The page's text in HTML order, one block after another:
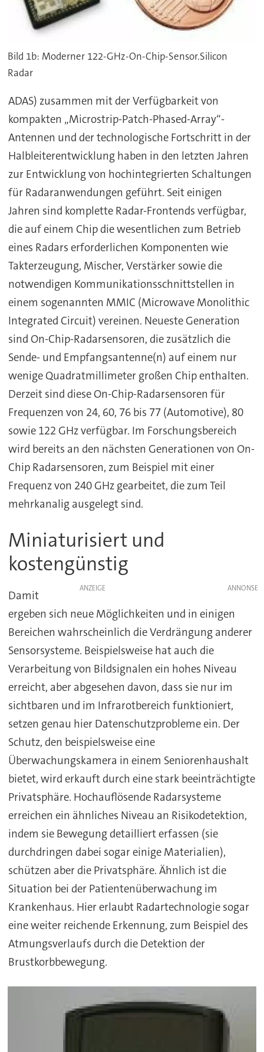
Bild 1b: Moderner 122-GHz-On-Chip-Sensor.Silicon
Radar
ADAS) zusammen mit der Verfügbarkeit von
kompakten „Microstrip-Patch-Phased-Array“-
Antennen und der technologische Fortschritt in der
Halbleiterentwicklung haben in den letzten Jahren
zur Entwicklung von hochintegrierten Schaltungen
für Radaranwendungen geführt. Seit einigen
Jahren sind komplette Radar-Frontends verfügbar,
die auf einem Chip die wesentlichen zum Betrieb
eines Radars erforderlichen Komponenten wie
Takterzeugung, Mischer, Verstärker sowie die
notwendigen Kommunikationsschnittstellen in
einem sogenannten MMIC (Microwave Monolithic
Integrated Circuit) vereinen. Neueste Generation
sind On-Chip-Radarsensoren, die zusätzlich die
Sende- und Empfangsantenne(n) auf einem nur
wenige Quadratmillimeter großen Chip enthalten.
Derzeit sind diese On-Chip-Radarsensoren für
Frequenzen von 24, 60, 76 bis 77 (Automotive), 80
sowie 122 GHz verfügbar. Im Forschungsbereich
wird bereits an den nächsten Generationen von On-
Chip Radarsensoren, zum Beispiel mit einer
Frequenz von 240 GHz gearbeitet, die zum Teil
mehrkanalig ausgelegt sind.
Miniaturisiert und
kostengünstig
ANZEIGE
Damit
ergeben sich neue Möglichkeiten und in einigen
Bereichen wahrscheinlich die Verdrängung anderer
Sensorsysteme. Beispielsweise hat auch die
Verarbeitung von Bildsignalen ein hohes Niveau
erreicht, aber abgesehen davon, dass sie nur im
sichtbaren und im Infrarotbereich funktioniert,
setzen genau hier Datenschutzprobleme ein. Der
Schutz, den beispielsweise eine
Überwachungskamera in einem Seniorenhaushalt
bietet, wird erkauft durch eine stark beeinträchtigte
Privatsphäre. Hochauflösende Radarsysteme
erreichen ein ähnliches Niveau an Risikodetektion,
indem sie Bewegung detailliert erfassen (sie
durchdringen dabei sogar einige Materialien),
schützen aber die Privatsphäre. Ähnlich ist die
Situation bei der Patientenüberwachung im
Krankenhaus. Hier erlaubt Radartechnologie sogar
eine weiter reichende Erkennung, zum Beispiel des
Atmungsverlaufs durch die Detektion der
Brustkorbbewegung.